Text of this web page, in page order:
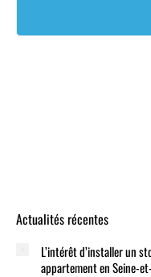
Actualités récentes
L’intérêt d’installer un
appartement en Seine-